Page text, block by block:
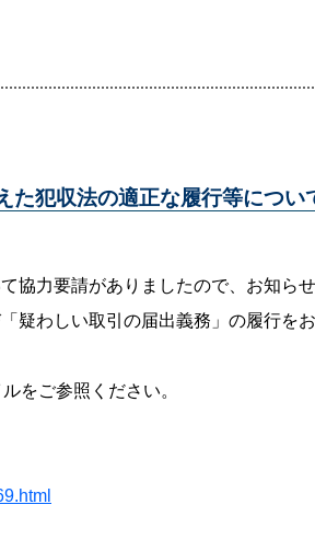
た犯収法の適正な履行等につい
協力要請がありましたので、お知らせ
疑わしい取引の届出義務」の履行を
をご参照ください。